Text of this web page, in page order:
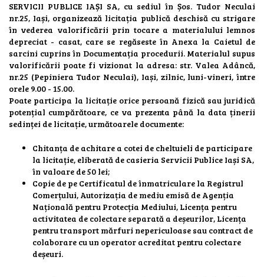
SERVICII PUBLICE IAȘI SA, cu sediul în Șos. Tudor Neculai
nr.25, Iași, organizează licitația publică deschisă cu strigare
în vederea valorificării prin tocare a materialului lemnos
depreciat - casat, care se regăseste în Anexa la Caietul de
sarcini cuprins în Documentația procedurii. Materialul supus
valorificării poate fi vizionat la adresa: str. Valea Adâncă,
nr.25 (Pepiniera Tudor Neculai), Iași, zilnic, luni-vineri, între
orele 9.00 - 15.00.
Poate participa la licitație orice persoană fizică sau juridică
potențial cumpărătoare, ce va prezenta până la data ținerii
sedinței de licitație, următoarele documente:
Chitanța de achitare a cotei de cheltuieli de participare
la licitație, eliberată de casieria Servicii Publice Iași SA,
în valoare de 50 lei;
Copie de pe Certificatul de înmatriculare la Registrul
Comerțului, Autorizația de mediu emisă de Agenția
Națională pentru Protecția Mediului, Licența pentru
activitatea de colectare separată a deșeurilor, Licența
pentru transport mărfuri nepericuloase sau contract de
colaborare cu un operator acreditat pentru colectare
deșeuri.